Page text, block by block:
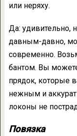
или неряху.
Да: удивительно,
давным-давно,
современно.
бантом. Вы
прядок, которые
нежным и
локоны не
Повязка